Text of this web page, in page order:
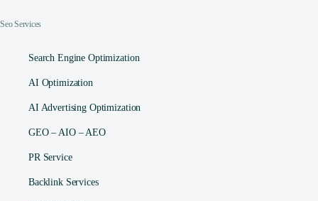
Seo Services
Search Engine Optimization
AI Optimization
AI Advertising Optimization
GEO – AIO – AEO
PR Service
Backlink Services